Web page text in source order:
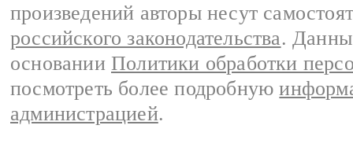
произведений авторы несут
российского законодательства.
основании Политики обработки
посмотреть более подробную
администрацией.